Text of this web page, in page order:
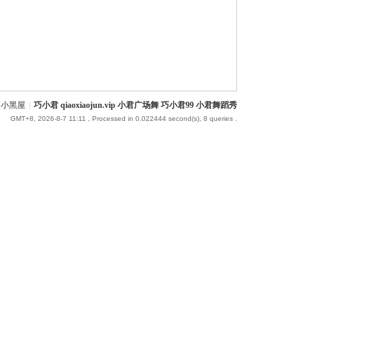
小黑屋 巧小君 qiaoxiaojun.vip 小君广场舞 巧小君99 小君舞蹈秀
GMT+8, 2026-8-7 11:11 , Processed in 0.022444 second(s), 8 queries .